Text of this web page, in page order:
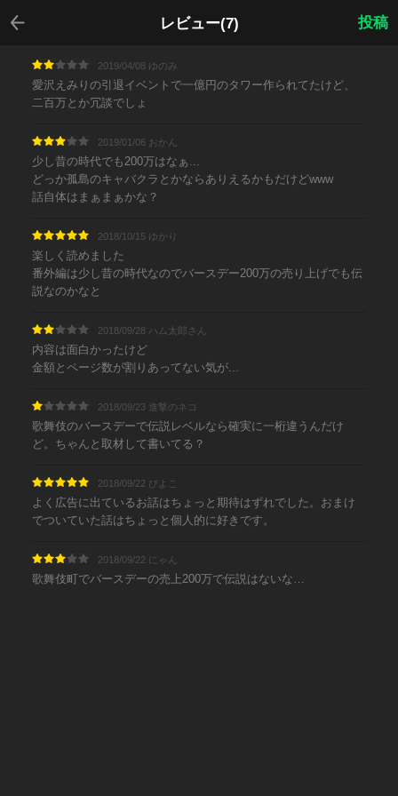
レビュー(7)
戻る
投稿
2019/04/08 ゆのみ
愛沢えみりの引退イベントで一億円のタワー作られてたけど、
二百万とか冗談でしょ
2019/01/06 おかん
少し昔の時代でも200万はなぁ...
どっか孤島のキャバクラとかならありえるかもだけどwww
話自体はまぁまぁかな？
2018/10/15 ゆかり
楽しく読めました
番外編は少し昔の時代なのでバースデー200万の売り上げでも伝
説なのかなと
2018/09/28 ハム太郎さん
内容は面白かったけど
金額とページ数が割りあってない気が...
2018/09/23 進撃のネコ
歌舞伎のバースデーで伝説レベルなら確実に一桁違うんだけ
ど。ちゃんと取材して書いてる？
2018/09/22 ぴよこ
よく広告に出ているお話はちょっと期待はずれでした。おまけ
でついていた話はちょっと個人的に好きです。
2018/09/22 にゃん
歌舞伎町でバースデーの売上200万で伝説はないな…